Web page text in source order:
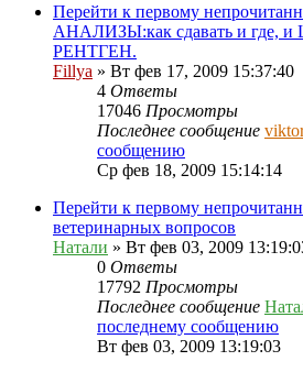
Перейти к первому
АНАЛИЗЫ:как сдавать и где,
РЕНТГЕН.
Fillya » Вт фев 17, 2009 15:37:40
4 Ответы
17046 Просмотры
Последнее сообщение
сообщению
Ср фев 18, 2009 15:14:14
Перейти к первому
ветеринарных вопросов
Натали » Вт фев 03, 2009
0 Ответы
17792 Просмотры
Последнее сообщение
последнему сообщению
Вт фев 03, 2009 13:19:03